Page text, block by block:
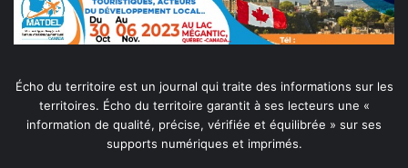
Écho du territoire est un journal qui traite des informations sur les
territoires. Écho du territoire garantit à ses lecteurs une «
information de qualité, précise, vérifiée et équilibrée » sur ses
supports numériques et imprimés.